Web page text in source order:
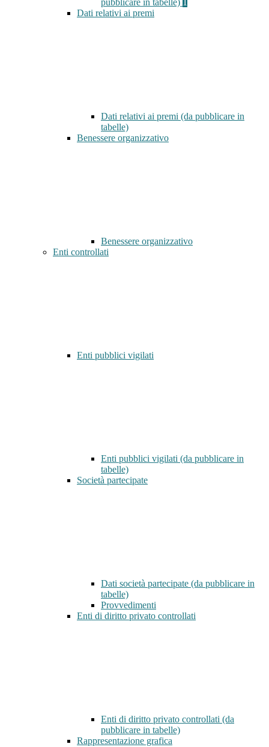
pubblicare in tabelle)
Dati relativi ai premi
Dati relativi ai premi (da pubblicare in
tabelle)
Benessere organizzativo
Benessere organizzativo
Enti controllati
Enti pubblici vigilati
Enti pubblici vigilati (da pubblicare in
tabelle)
Società partecipate
Dati società partecipate (da pubblicare in
tabelle)
Provvedimenti
Enti di diritto privato controllati
Enti di diritto privato controllati (da
pubblicare in tabelle)
Rappresentazione grafica